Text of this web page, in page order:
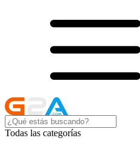
Todas las categorías